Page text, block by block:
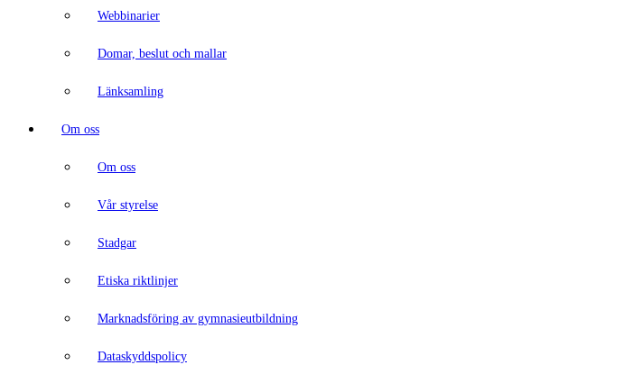
Webbinarier
Domar, beslut och mallar
Länksamling
Om oss
Om oss
Vår styrelse
Stadgar
Etiska riktlinjer
Marknadsföring av gymnasieutbildning
Dataskyddspolicy